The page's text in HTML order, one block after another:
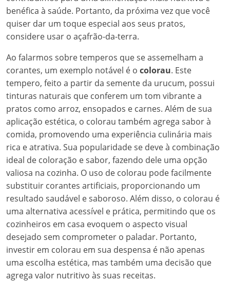
benéfica à saúde. Portanto, da próxima vez que você
quiser dar um toque especial aos seus pratos,
considere usar o açafrão-da-terra.
Ao falarmos sobre temperos que se assemelham a
corantes, um exemplo notável é o colorau. Este
tempero, feito a partir da semente da urucum, possui
tinturas naturais que conferem um tom vibrante a
pratos como arroz, ensopados e carnes. Além de sua
aplicação estética, o colorau também agrega sabor à
comida, promovendo uma experiência culinária mais
rica e atrativa. Sua popularidade se deve à combinação
ideal de coloração e sabor, fazendo dele uma opção
valiosa na cozinha. O uso de colorau pode facilmente
substituir corantes artificiais, proporcionando um
resultado saudável e saboroso. Além disso, o colorau é
uma alternativa acessível e prática, permitindo que os
cozinheiros em casa evoquem o aspecto visual
desejado sem comprometer o paladar. Portanto,
investir em colorau em sua despensa é não apenas
uma escolha estética, mas também uma decisão que
agrega valor nutritivo às suas receitas.